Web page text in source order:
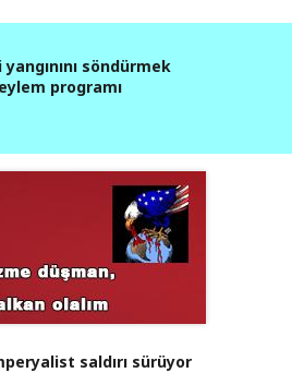
söndürmek
programı
saldırı sürüyor